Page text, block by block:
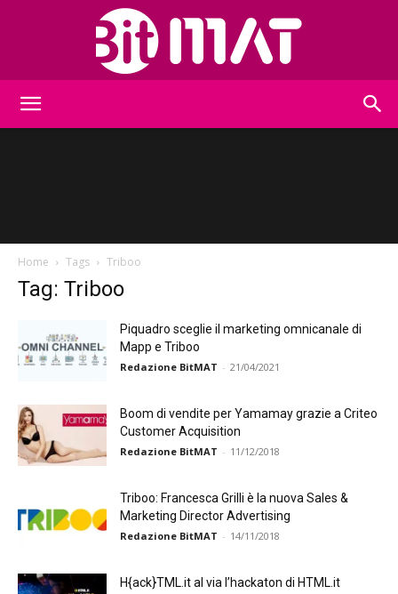
Home Tags Triboo
Tag: Triboo
Piquadro sceglie il marketing omnicanale di
Mapp e Triboo
Redazione BitMAT - 21/04/2021
Boom di vendite per Yamamay grazie a Criteo
Customer Acquisition
Redazione BitMAT - 11/12/2018
Triboo: Francesca Grilli è la nuova Sales &
Marketing Director Advertising
Redazione BitMAT - 14/11/2018
H{ack}TML.it al via l’hackaton di HTML.it